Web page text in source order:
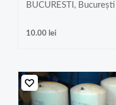
BUCURESTI, București
10.00 lei